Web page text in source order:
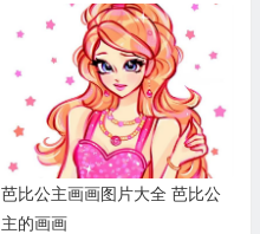
芭比公主画画图片大全 芭比公
主的画画